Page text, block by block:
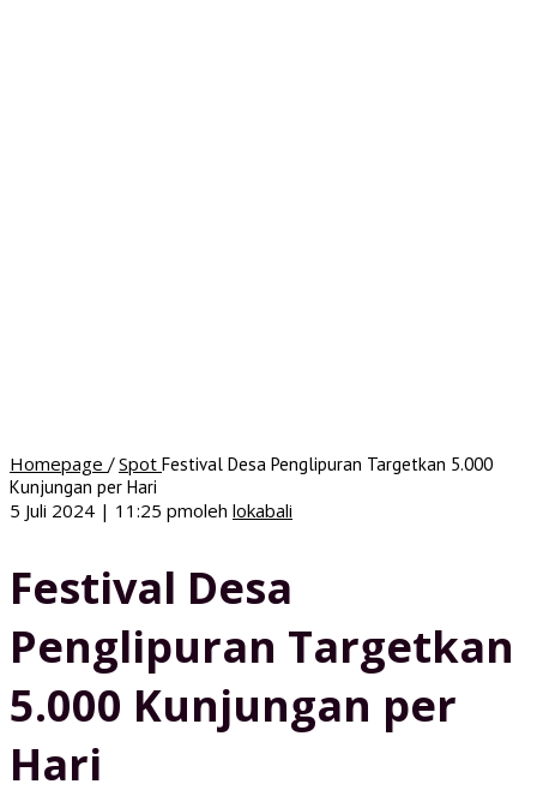
Homepage / Spot Festival Desa Penglipuran Targetkan 5.000
Kunjungan per Hari
5 Juli 2024 | 11:25 pmoleh lokabali
Festival Desa
Penglipuran Targetkan
5.000 Kunjungan per
Hari